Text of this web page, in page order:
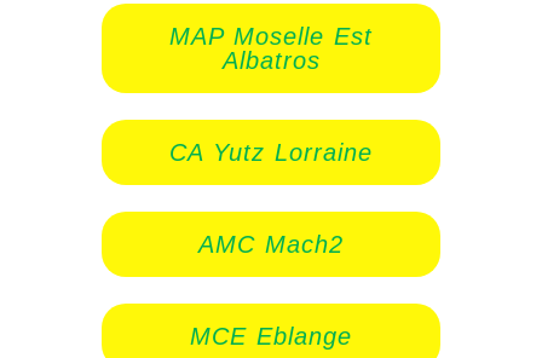
MAP Moselle Est
Albatros
CA Yutz Lorraine
AMC Mach2
MCE Eblange